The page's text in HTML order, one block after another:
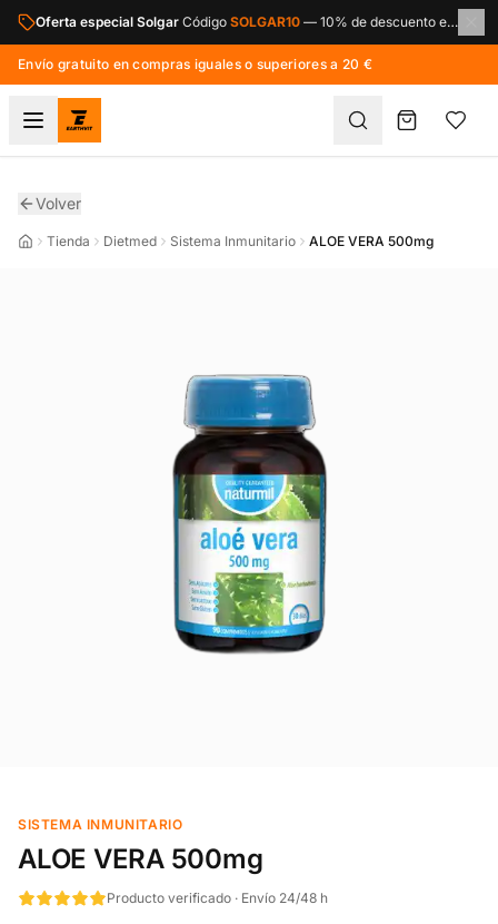
Saltar al contenido principal
Oferta especial Solgar Código SOLGAR10 — 10% de descuento en toda la marca Solgar.
Envío gratuito en compras iguales o superiores a 20 €
Volver
Tienda Dietmed Sistema Inmunitario ALOE VERA 500mg
SISTEMA INMUNITARIO
ALOE VERA 500mg
Producto verificado · Envío 24/48 h